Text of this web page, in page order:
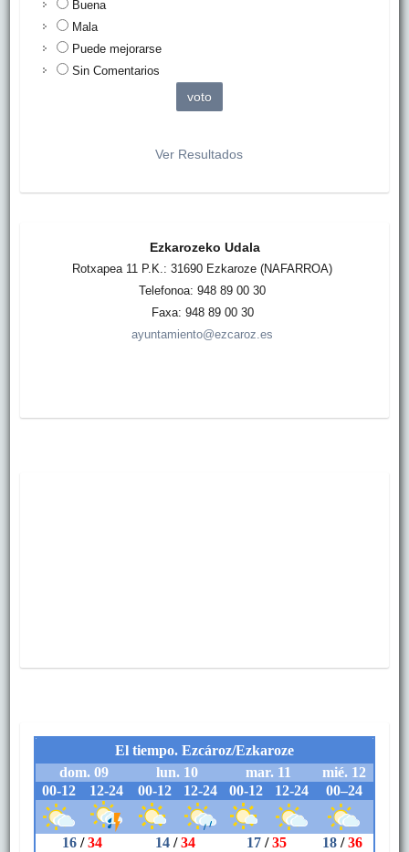
Buena
Mala
Puede mejorarse
Sin Comentarios
Ver Resultados
Ezkarozeko Udala
Rotxapea 11 P.K.: 31690 Ezkaroze (NAFARROA)
Telefonoa: 948 89 00 30
Faxa: 948 89 00 30
ayuntamiento@ezcaroz.es